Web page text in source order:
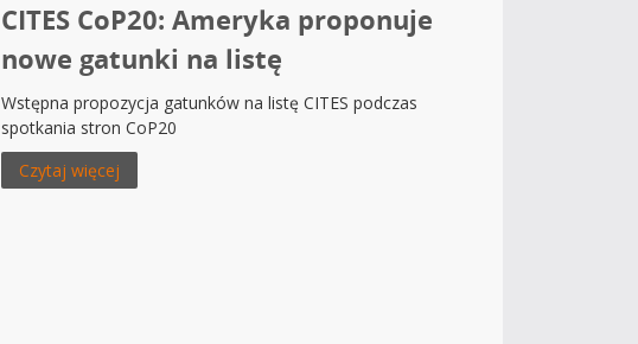
CITES CoP20: Ameryka proponuje
nowe gatunki na listę
Wstępna propozycja gatunków na listę CITES podczas
spotkania stron CoP20
Czytaj więcej